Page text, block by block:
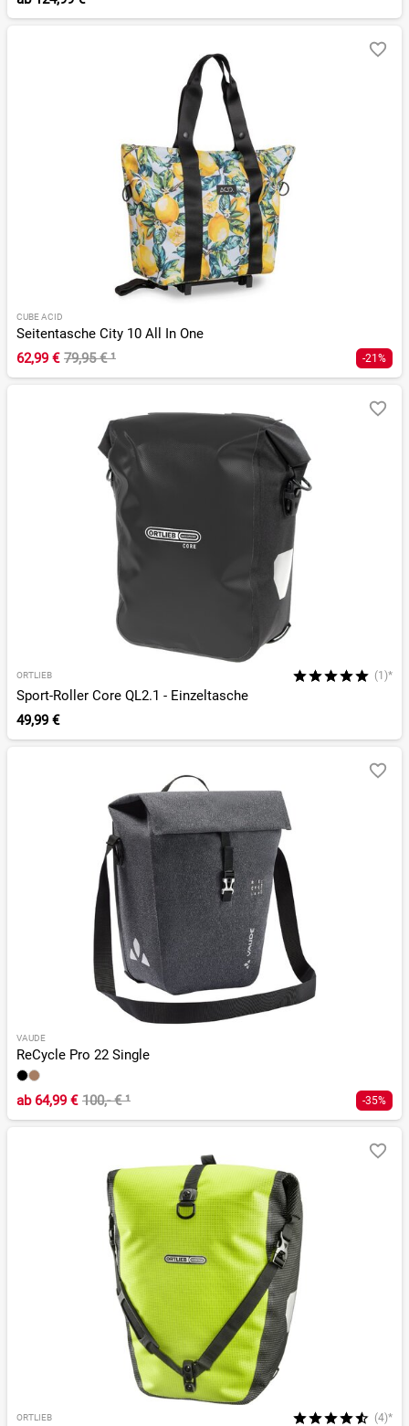
CUBE ACID
Seitentasche City 10 All In One
62,99 € 79,95 €¹ -21%
ORTLIEB (1)*
Sport-Roller Core QL2.1 - Einzeltasche
49,99 €
VAUDE
ReCycle Pro 22 Single
ab64,99 € 100,- €¹ -35%
ORTLIEB (4)*